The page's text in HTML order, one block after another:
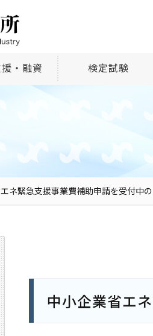
・融資 検定試験
ネ緊急支援事業費補助申請を受付中
中小企業省エ